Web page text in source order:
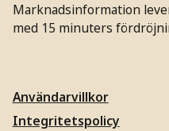
Marknadsinformation
med 15 minuters
Användarvillkor
Integritetspolicy